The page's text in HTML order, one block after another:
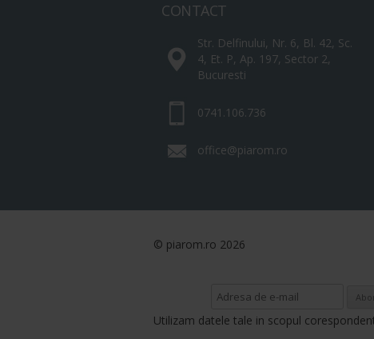
CONTACT
Str. Delfinului, Nr. 6, Bl. 42, Sc.
4, Et. P, Ap. 197, Sector 2,
Bucuresti
0741.106.736
office@piarom.ro
© piarom.ro 2026
Utilizam datele tale in scopul